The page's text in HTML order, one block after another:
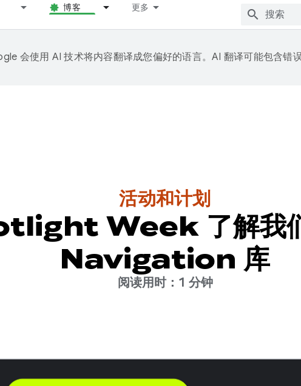
博客 更多
会使用 AI 技术将内容翻译成您偏好的语言。AI 翻译可能包含错误
活动和计划
Week 了解我
Navigation 库
阅读用时：1 分钟